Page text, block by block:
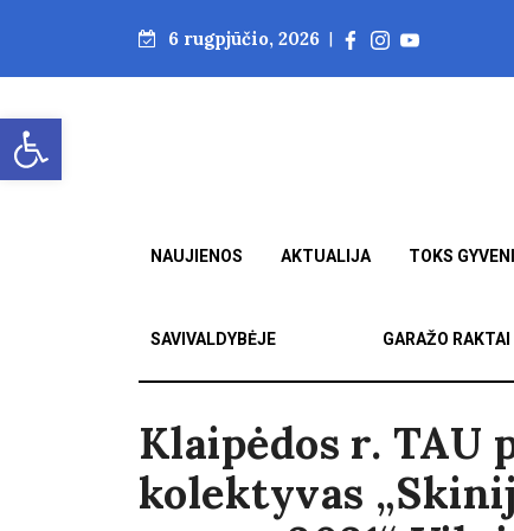
Open toolbar
6 rugpjūčio, 2026 |
NAUJIENOS AKTUALIJA TOKS
SAVIVALDYBĖJE GARAŽO RAKTAI
Klaipėdos r. TAU
kolektyvas